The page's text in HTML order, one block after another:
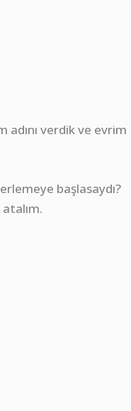
adını verdik ve evrim
başlasaydı?